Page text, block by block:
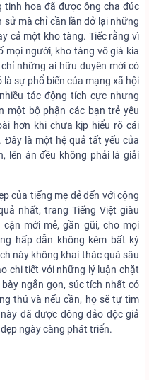
hoa đã được ông cha đúc
sử mà chỉ cần lần dở lại những
cả một kho tàng. Tiếc rằng vì
mọi người, kho tàng vô giá kia
những ai hữu duyên mới có
sự phổ biến của mạng xã hội
tác động tích cực nhưng
một bộ phận các bạn trẻ yêu
hơn khi chưa kịp hiểu rõ cái
Đây là một hệ quả tất yếu của
lên án đều không phải là giải
của tiếng mẹ đẻ đến với cộng
nhất, trang Tiếng Việt giàu
mới mẻ, gần gũi, cho mọi
hấp dẫn không kém bất kỳ
này không khai thác quá sâu
chi tiết với những lý luận chặt
ngắn gọn, súc tích nhất có
thú và nếu cần, họ sẽ tự tìm
đã được đông đảo độc giả
ngày càng phát triển.